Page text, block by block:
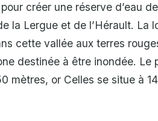
créer une réserve d’eau
la Lergue et de l’Hérault. La
cette vallée aux terres
destinée à être inondée.
mètres, or Celles se situe à